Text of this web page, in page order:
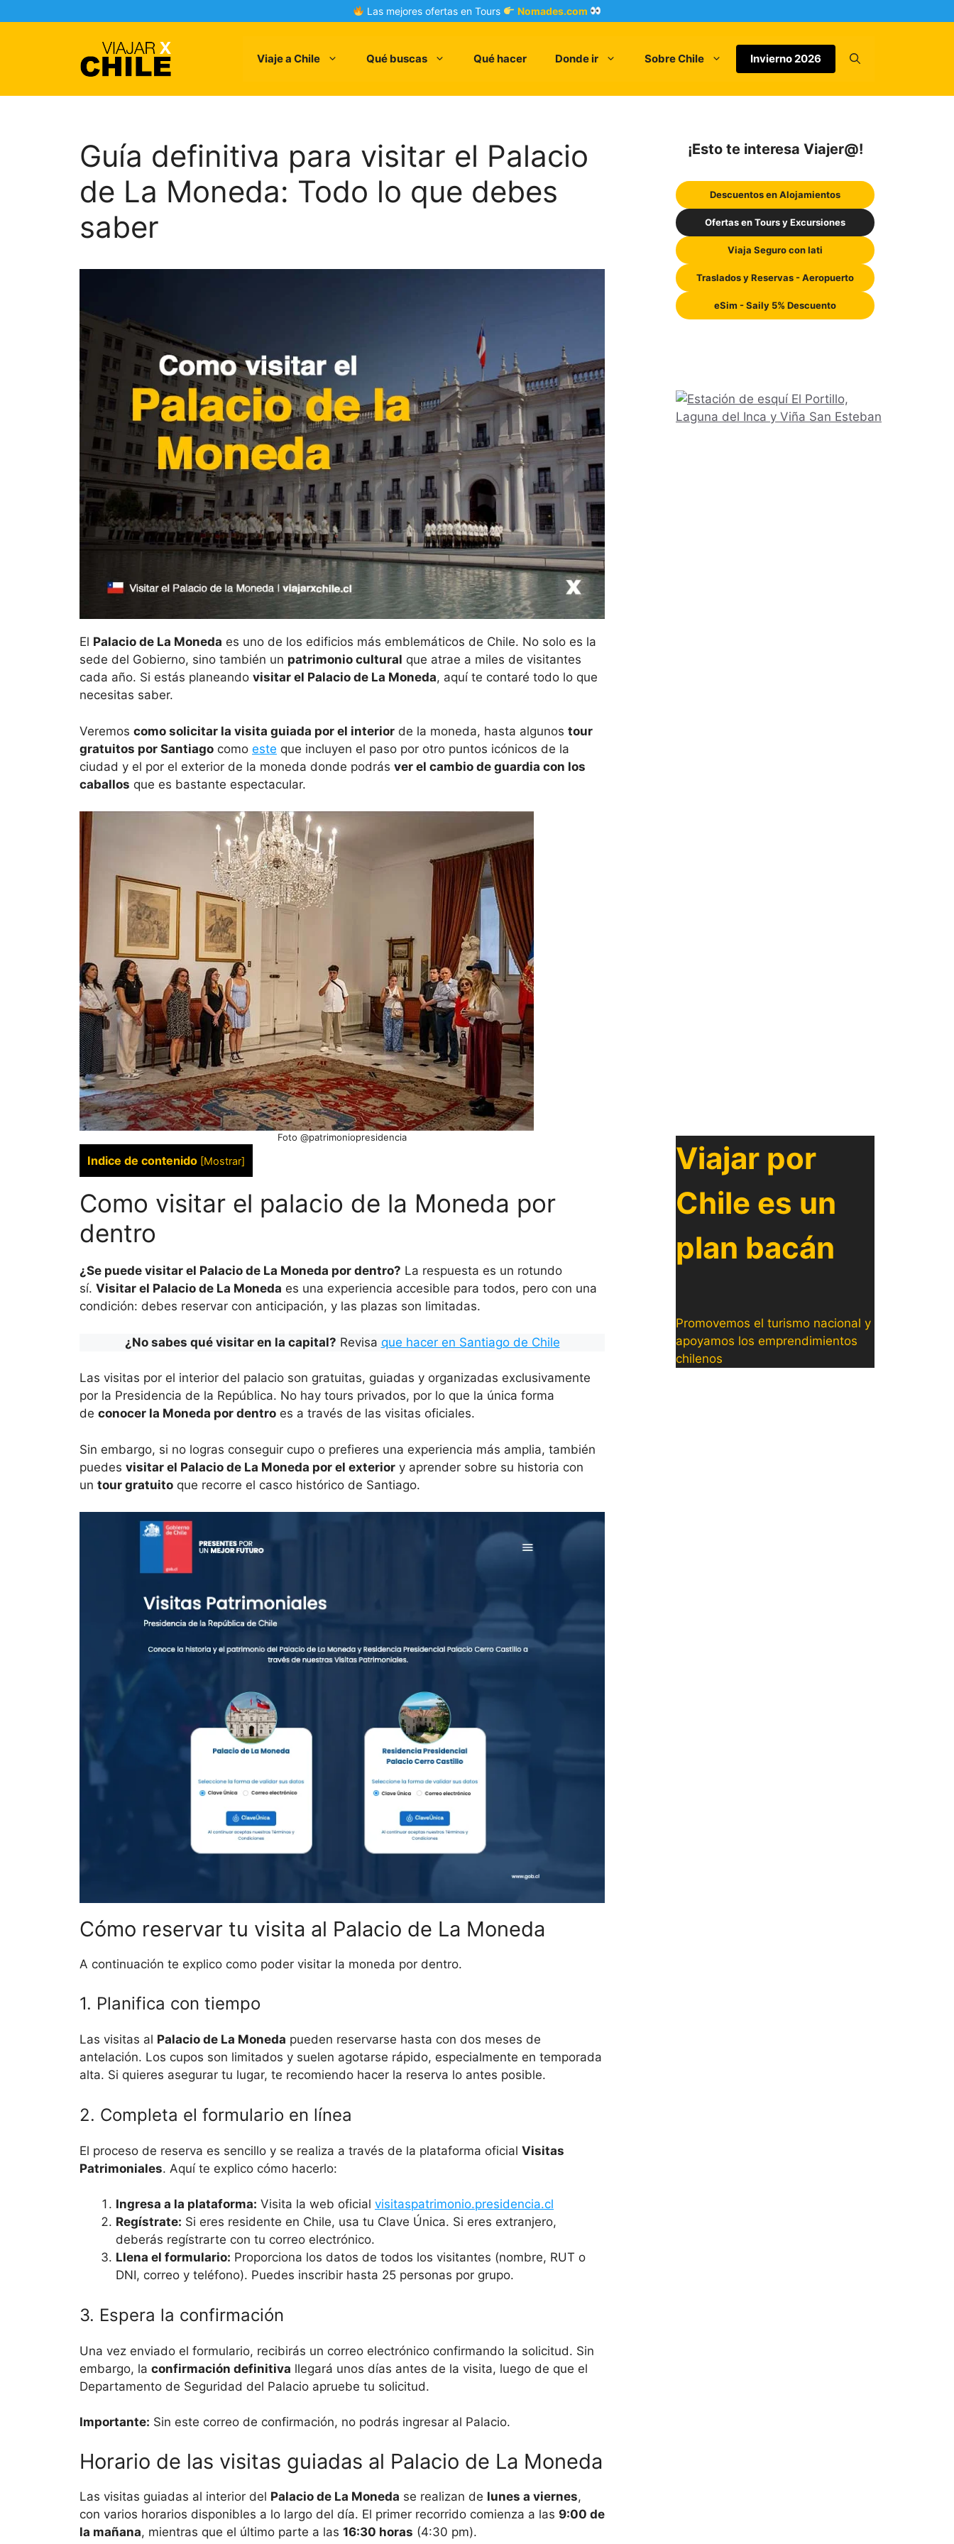
to
Las mejores ofertas en Tours Nomades.com
Viaje a Chile Qué buscas Qué hacer Donde ir Sobre Chile Invierno 2026
Guía definitiva para visitar el Palacio
de La Moneda: Todo lo que debes
saber
El Palacio de La Moneda es uno de los edificios más emblemáticos de Chile. No solo es la
sede del Gobierno, sino también un patrimonio cultural que atrae a miles de visitantes
cada año. Si estás planeando visitar el Palacio de La Moneda, aquí te contaré todo lo que
necesitas saber.
Veremos como solicitar la visita guiada por el interior de la moneda, hasta algunos tour
gratuitos por Santiago como este que incluyen el paso por otro puntos icónicos de la
ciudad y el por el exterior de la moneda donde podrás ver el cambio de guardia con los
caballos que es bastante espectacular.
Foto @patrimoniopresidencia
Indice de contenido [Mostrar]
Como visitar el palacio de la Moneda por
dentro
¿Se puede visitar el Palacio de La Moneda por dentro? La respuesta es un rotundo
sí. Visitar el Palacio de La Moneda es una experiencia accesible para todos, pero con una
condición: debes reservar con anticipación, y las plazas son limitadas.
¿No sabes qué visitar en la capital? Revisa que hacer en Santiago de Chile
Las visitas por el interior del palacio son gratuitas, guiadas y organizadas exclusivamente
por la Presidencia de la República. No hay tours privados, por lo que la única forma
de conocer la Moneda por dentro es a través de las visitas oficiales.
Sin embargo, si no logras conseguir cupo o prefieres una experiencia más amplia, también
puedes visitar el Palacio de La Moneda por el exterior y aprender sobre su historia con
un tour gratuito que recorre el casco histórico de Santiago.
Cómo reservar tu visita al Palacio de La Moneda
A continuación te explico como poder visitar la moneda por dentro.
1. Planifica con tiempo
Las visitas al Palacio de La Moneda pueden reservarse hasta con dos meses de
antelación. Los cupos son limitados y suelen agotarse rápido, especialmente en temporada
alta. Si quieres asegurar tu lugar, te recomiendo hacer la reserva lo antes posible.
2. Completa el formulario en línea
El proceso de reserva es sencillo y se realiza a través de la plataforma oficial Visitas
Patrimoniales. Aquí te explico cómo hacerlo:
Ingresa a la plataforma: Visita la web oficial visitaspatrimonio.presidencia.cl
Regístrate: Si eres residente en Chile, usa tu Clave Única. Si eres extranjero,
deberás regístrarte con tu correo electrónico.
Llena el formulario: Proporciona los datos de todos los visitantes (nombre, RUT o
DNI, correo y teléfono). Puedes inscribir hasta 25 personas por grupo.
3. Espera la confirmación
Una vez enviado el formulario, recibirás un correo electrónico confirmando la solicitud. Sin
embargo, la confirmación definitiva llegará unos días antes de la visita, luego de que el
Departamento de Seguridad del Palacio apruebe tu solicitud.
Importante: Sin este correo de confirmación, no podrás ingresar al Palacio.
Horario de las visitas guiadas al Palacio de La Moneda
Las visitas guiadas al interior del Palacio de La Moneda se realizan de lunes a viernes,
con varios horarios disponibles a lo largo del día. El primer recorrido comienza a las 9:00 de
la mañana, mientras que el último parte a las 16:30 horas (4:30 pm).
¡Esto te interesa Viajer@!
Descuentos en Alojamientos
Ofertas en Tours y Excursiones
Viaja Seguro con Iati
Traslados y Reservas - Aeropuerto
eSim - Saily 5% Descuento
Viajar por
Chile es un
plan bacán
Promovemos el turismo nacional y
apoyamos los emprendimientos
chilenos